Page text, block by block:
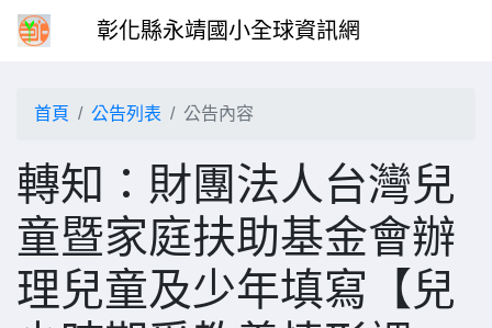
彰化縣永靖國小全球資訊網
首頁 公告列表 公告內容
轉知：財團法人台灣兒
童暨家庭扶助基金會辦
理兒童及少年填寫【兒